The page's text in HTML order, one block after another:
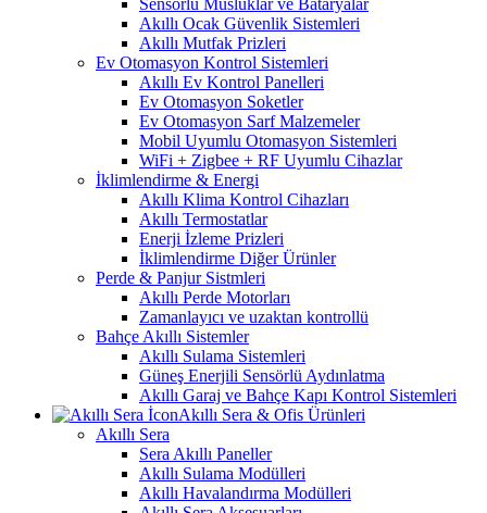
Akıllı Ocak Güvenlik Sistemleri
Akıllı Mutfak Prizleri
Ev Otomasyon Kontrol Sistemleri
Akıllı Ev Kontrol Panelleri
Ev Otomasyon Soketler
Ev Otomasyon Sarf Malzemeler
Mobil Uyumlu Otomasyon Sistemleri
WiFi + Zigbee + RF Uyumlu Cihazlar
İklimlendirme & Energi
Akıllı Klima Kontrol Cihazları
Akıllı Termostatlar
Enerji İzleme Prizleri
İklimlendirme Diğer Ürünler
Perde & Panjur Sistmleri
Akıllı Perde Motorları
Zamanlayıcı ve uzaktan kontrollü
Bahçe Akıllı Sistemler
Akıllı Sulama Sistemleri
Güneş Enerjili Sensörlü Aydınlatma
Akıllı Garaj ve Bahçe Kapı Kontrol Sistemleri
Akıllı Sera & Ofis Ürünleri
Akıllı Sera
Sera Akıllı Paneller
Akıllı Sulama Modülleri
Akıllı Havalandırma Modülleri